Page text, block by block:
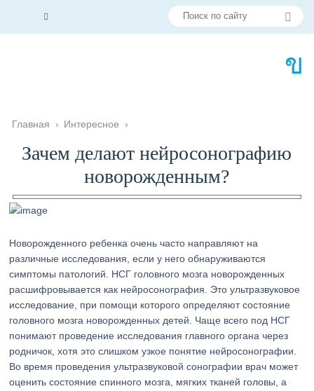
Главная › Интересное ›
Зачем делают нейросонографию
новорожденным?
Новорожденного ребенка очень часто направляют на
различные исследования, если у него обнаруживаются
симптомы патологий. НСГ головного мозга новорожденных
расшифровывается как нейросонография. Это ультразвуковое
исследование, при помощи которого определяют состояние
головного мозга новорожденных детей. Чаще всего под НСГ
понимают проведение исследования главного органа через
родничок, хотя это слишком узкое понятие нейросонографии.
Во время проведения ультразвуковой сонографии врач может
оценить состояние спинного мозга, мягких тканей головы, а